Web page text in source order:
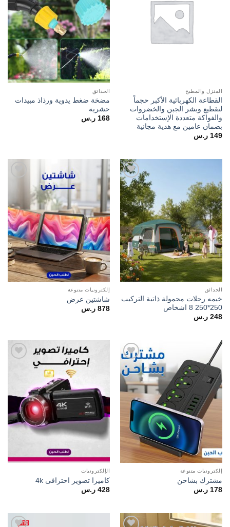
المنزل والمطبخ
القطاعة الكهربائية الأكبر حجماً
لتقطيع وبشر الجبن والخضروات
والفواكة متعددة الإستخدامات
بضمان عامين مع هدية مجانية
149 ر.س
الحدائق
مضخة ضغط يدوية ورذاذ مبيدات
حشرية
168 ر.س
Add to
wishlist
الحدائق
خيمه رحلات محمولة ذاتية التركيب
250*250 8 اشخاص
248 ر.س
إلكترونيات متنوعة
شاشتين عرض
878 ر.س
Add to
wishlist
إلكترونيات متنوعة
مشترك بشاحن
178 ر.س
الإلكترونيات
كاميرا تصوير احترافى 4k
428 ر.س